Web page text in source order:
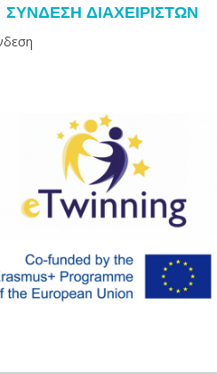
ΣΎΝΔΕΣΗ ΔΙΑΧΕΙΡΙΣΤΏΝ